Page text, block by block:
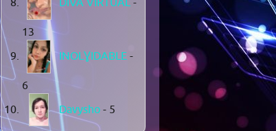
13
INOLƔIDABLE -
6
Davysho - 5